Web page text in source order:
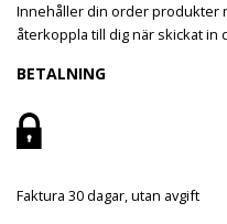
Innehåller din order produkter
återkoppla till dig när skickat in
BETALNING
Faktura 30 dagar, utan avgift